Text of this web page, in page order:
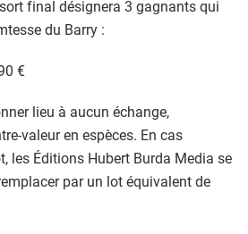
final désignera 3 gagnants qui
du Barry :
€
lieu à aucun échange,
valeur en espèces. En cas
les Éditions Hubert Burda Media se
par un lot équivalent de